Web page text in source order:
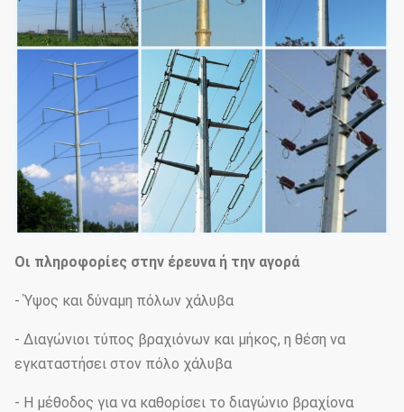
Οι πληροφορίες στην έρευνα ή την αγορά
- Ύψος και δύναμη πόλων χάλυβα
- Διαγώνιοι τύπος βραχιόνων και μήκος, η θέση να
εγκαταστήσει στον πόλο χάλυβα
- Η μέθοδος για να καθορίσει το διαγώνιο βραχίονα